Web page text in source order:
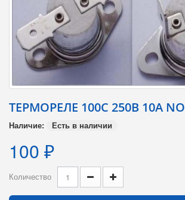
ТЕРМОРЕЛЕ 100С 250В 10А NO
Наличие: Есть в наличии
100 ₽
Количество